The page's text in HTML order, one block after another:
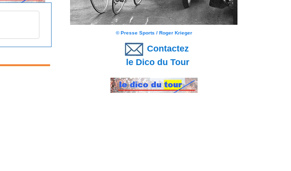
© Presse Sports / Roger Krieger
Contactez
le Dico du Tour